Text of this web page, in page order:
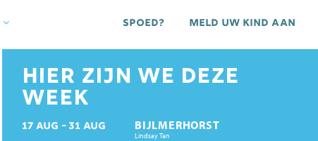
Meld uw kind aan
Spoed?
HIER ZIJN WE DEZE
WEEK
17 AUG 31 AUG BIJLMERHORST
Lindsay Tan